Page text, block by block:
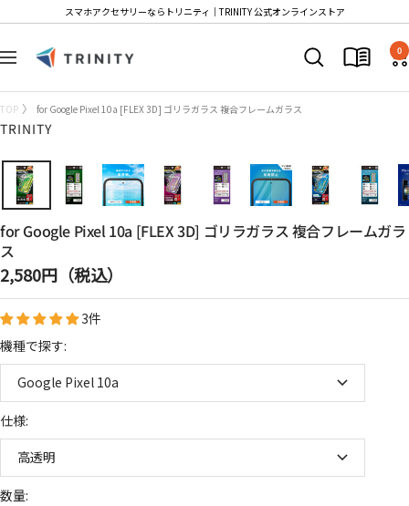
テ
ツ
へ
キ
プ
スマホアクセサリーならトリニティ│TRINITY 公式オンラインストア
ナ
ゲ
ー
Trinity
0
TOP for Google Pixel 10a [FLEX 3D] ゴリラガラス 複合フレームガラス
TRINITY
for Google Pixel 10a [FLEX 3D] ゴリラガラス 複合フレームガラ
ス
セ
ー
ル
価
格
2,580円（税込）
3件
機種で探す:
Google Pixel 10a
仕様:
高透明
数量: